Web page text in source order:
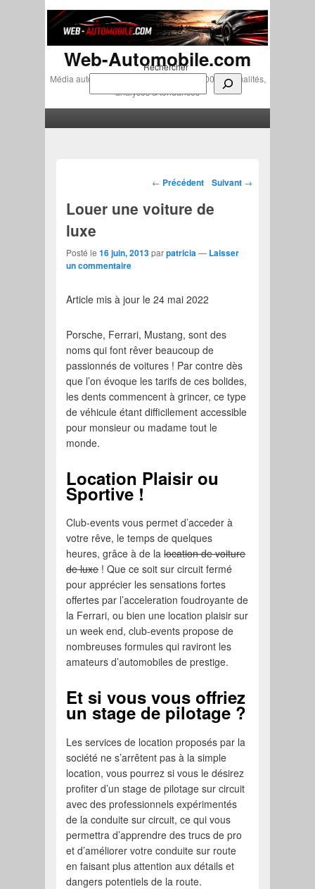
Rechercher
Web-Automobile.com
Média automobile indépendant depuis 2007 • Actualités,
analyses & tendances
Navigation des articles
← Précédent Suivant →
Louer une voiture de
luxe
Posté le16 juin, 2013parpatricia— Laisser
un commentaire
Article mis à jour le 24 mai 2022
Porsche, Ferrari, Mustang, sont des
noms qui font rêver beaucoup de
passionnés de voitures ! Par contre dès
que l’on évoque les tarifs de ces bolides,
les dents commencent à grincer, ce type
de véhicule étant difficilement accessible
pour monsieur ou madame tout le
monde.
Location Plaisir ou
Sportive !
Club-events vous permet d’acceder à
votre rêve, le temps de quelques
heures, grâce à de lalocation de voiture
de luxe! Que ce soit sur circuit fermé
pour apprécier les sensations fortes
offertes par l’acceleration foudroyante de
la Ferrari, ou bien une location plaisir sur
un week end, club-events propose de
nombreuses formules qui raviront les
amateurs d’automobiles de prestige.
Et si vous vous offriez
un stage de pilotage ?
Les services de location proposés par la
société ne s’arrêtent pas à la simple
location, vous pourrez si vous le désirez
profiter d’un stage de pilotage sur circuit
avec des professionnels expérimentés
de la conduite sur circuit, ce qui vous
permettra d’apprendre des trucs de pro
et d’améliorer votre conduite sur route
en faisant plus attention aux détails et
dangers potentiels de la route.